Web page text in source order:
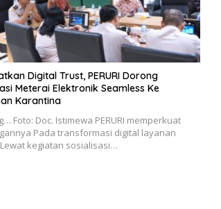
Digital Trust, PERURI Dorong
Meterai Elektronik Seamless Ke
Karantina
Foto: Doc. Istimewa PERURI memperkuat
Pada transformasi digital layanan
kegiatan sosialisasi…